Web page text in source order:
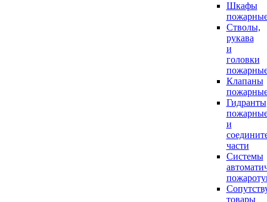
Шкафы
Стволы,
рукава
и
головки
Клапаны
Гидранты
и
части
Системы
товары